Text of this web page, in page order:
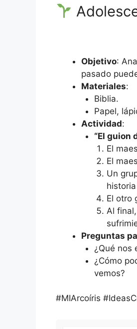
Objetivo:
pasado
Materiales:
Biblia.
Papel,
Actividad:
“El guion
El
El
Un
El otro
Al
Preguntas
¿Qué nos
¿Cómo
vemos?
#MIArcoíris